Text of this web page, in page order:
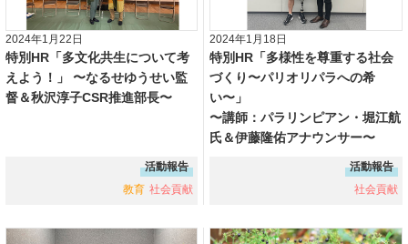
2024年1月22日
特別HR「多文化共生について考
えよう！」 〜なるせゆうせい監
督＆秋沢淳子CSR推進部長〜
活動報告
教育 社会貢献
2024年1月18日
特別HR「多様性を尊重する社会
づくり〜パリオリパラへの希
い〜」
〜講師：パラリンピアン・堀江航
氏＆伊藤隆佑アナウンサー〜
活動報告
社会貢献